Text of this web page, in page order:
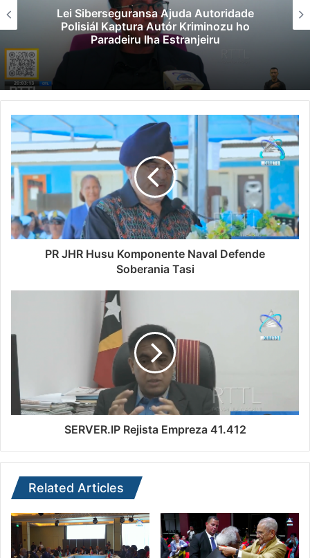
Lei Siberseguransa Ajuda Autoridade
Polisiál Kaptura Autór Kriminozu ho
Paradeiru Iha Estranjeiru
PR JHR Husu Komponente Naval Defende
Soberania Tasi
SERVER.IP Rejista Empreza 41.412
Related Articles